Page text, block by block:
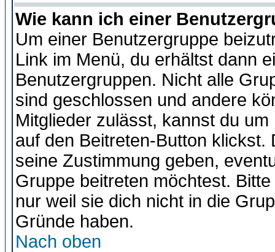
Wie kann ich einer
Um einer Benutzergruppe
Link im Menü, du erhältst dann
Benutzergruppen. Nicht alle
sind geschlossen und andere
Mitglieder zulässt, kannst du
auf den Beitreten-Button
seine Zustimmung geben,
Gruppe beitreten möchtest.
nur weil sie dich nicht in die
Gründe haben.
Nach oben